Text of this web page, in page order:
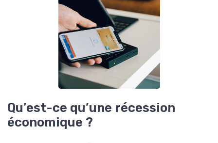
Qu’est-ce qu’une récession
économique ?